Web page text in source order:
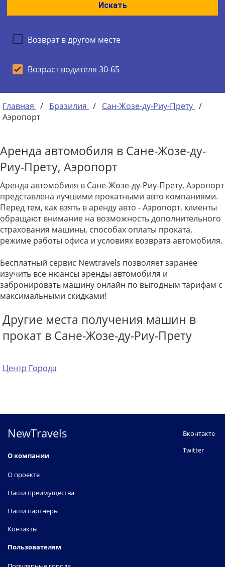
Искать
Возврат в другом месте
Возраст водителя 30-65
Главная / Бразилия / Сан-Жозе-ду-Риу-Прету /
Аэропорт
Аренда автомобиля в Сане-Жозе-ду-
Риу-Прету, Аэропорт
Аренда автомобиля в Сане-Жозе-ду-Риу-Прету, Аэропорт
представлена лучшими прокатными авто компаниями.
Перед тем, как взять в аренду авто - Аэропорт, клиенты
обращают внимание на возможность дополнительного
страхования машины, способах оплаты проката,
режиме работы офиса и условиях возврата автомобиля.
Бесплатный сервис Newtravels позволяет заранее
изучить все нюансы аренды автомобиля и
забронировать машину онлайн по выгодным тарифам с
максимальными скидками!
Другие места получения машин в
прокат в Сане-Жозе-ду-Риу-Прету
Центр Города
NewTravels
О компании
О проекте
Наши преимущества
Наши партнеры
Контакты
Пользователям
Вконтакте
Twitter